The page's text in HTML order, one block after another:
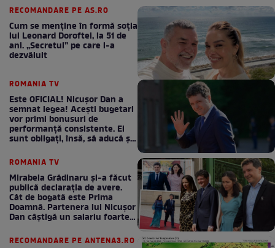
RECOMANDARE PE AS.RO
Cum se menţine în formă soţia
lui Leonard Doroftei, la 51 de
ani. „Secretul” pe care l-a
dezvăluit
ROMANIA TV
Este OFICIAL! Nicușor Dan a
semnat legea! Acești bugetari
vor primi bonusuri de
performanță consistente. Ei
sunt obligați, însă, să aducă și
ROMANIA TV
Mirabela Grădinaru și-a făcut
publică declarația de avere.
Cât de bogată este Prima
Doamnă. Partenera lui Nicușor
Dan câștigă un salariu foarte
RECOMANDARE PE ANTENA3.RO